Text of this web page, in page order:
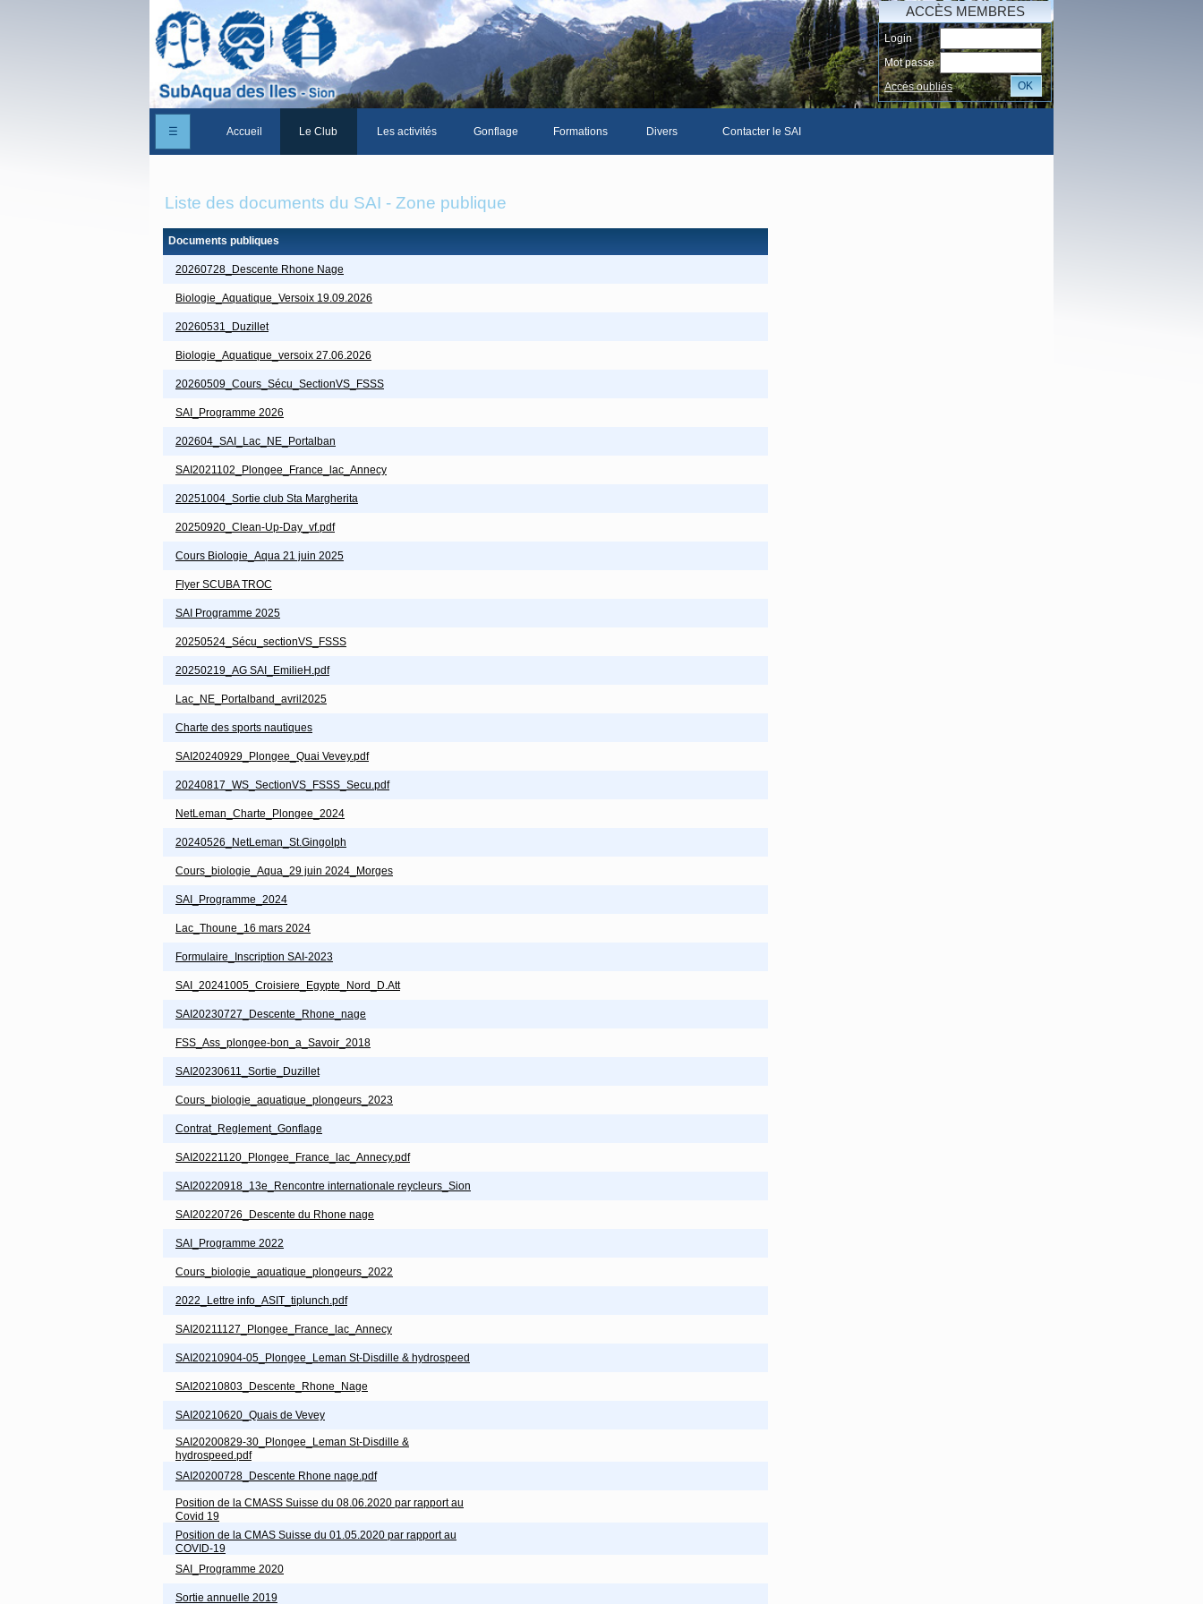
ACCÈS MEMBRES
Login
Mot passe
Accés oubliés
OK
☰ Accueil Le Club
Les Statuts du club
Les membres du club
La Cabane des Iles
Les activités Gonflage Formations Divers Contacter le SAI
Liste des documents du SAI - Zone publique
Documents publiques
20260728_Descente Rhone Nage
Biologie_Aquatique_Versoix 19.09.2026
20260531_Duzillet
Biologie_Aquatique_versoix 27.06.2026
20260509_Cours_Sécu_SectionVS_FSSS
SAI_Programme 2026
202604_SAI_Lac_NE_Portalban
SAI2021102_Plongee_France_lac_Annecy
20251004_Sortie club Sta Margherita
20250920_Clean-Up-Day_vf.pdf
Cours Biologie_Aqua 21 juin 2025
Flyer SCUBA TROC
SAI Programme 2025
20250524_Sécu_sectionVS_FSSS
20250219_AG SAI_EmilieH.pdf
Lac_NE_Portalband_avril2025
Charte des sports nautiques
SAI20240929_Plongee_Quai Vevey.pdf
20240817_WS_SectionVS_FSSS_Secu.pdf
NetLeman_Charte_Plongee_2024
20240526_NetLeman_St.Gingolph
Cours_biologie_Aqua_29 juin 2024_Morges
SAI_Programme_2024
Lac_Thoune_16 mars 2024
Formulaire_Inscription SAI-2023
SAI_20241005_Croisiere_Egypte_Nord_D.Att
SAI20230727_Descente_Rhone_nage
FSS_Ass_plongee-bon_a_Savoir_2018
SAI20230611_Sortie_Duzillet
Cours_biologie_aquatique_plongeurs_2023
Contrat_Reglement_Gonflage
SAI20221120_Plongee_France_lac_Annecy.pdf
SAI20220918_13e_Rencontre internationale reycleurs_Sion
SAI20220726_Descente du Rhone nage
SAI_Programme 2022
Cours_biologie_aquatique_plongeurs_2022
2022_Lettre info_ASIT_tiplunch.pdf
SAI20211127_Plongee_France_lac_Annecy
SAI20210904-05_Plongee_Leman St-Disdille & hydrospeed
SAI20210803_Descente_Rhone_Nage
SAI20210620_Quais de Vevey
SAI20200829-30_Plongee_Leman St-Disdille &
hydrospeed.pdf
SAI20200728_Descente Rhone nage.pdf
Position de la CMASS Suisse du 08.06.2020 par rapport au
Covid 19
Position de la CMAS Suisse du 01.05.2020 par rapport au
COVID-19
SAI_Programme 2020
Sortie annuelle 2019